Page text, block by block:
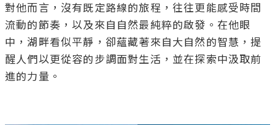
對他而言，沒有既定路線的旅程，往往更能感受時間
流動的節奏，以及來自自然最純粹的啟發。在他眼
中，湖畔看似平靜，卻蘊藏著來自大自然的智慧，提
醒人們以更從容的步調面對生活，並在探索中汲取前
進的力量。